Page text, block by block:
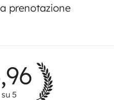
prenotazione
su 5